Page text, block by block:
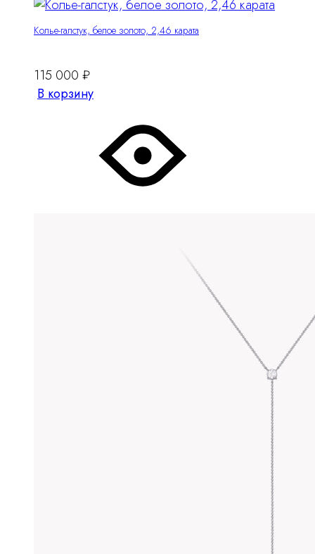
Колье-галстук, белое золото, 2,46 карата
115 000 ₽
В корзину